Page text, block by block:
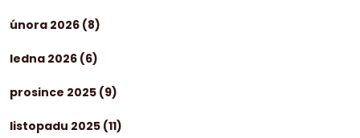
února 2026 (8)
ledna 2026 (6)
prosince 2025 (9)
listopadu 2025 (11)